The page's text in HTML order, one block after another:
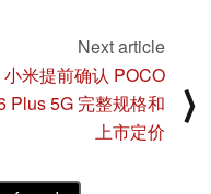
Next article
小米提前确认 POCO
Plus 5G 完整规格和
上市定价
⟩